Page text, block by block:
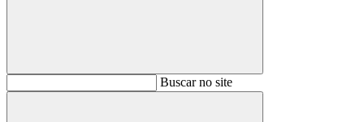
BuscarBuscar no site